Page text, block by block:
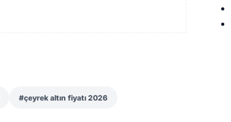
#çeyrek altın fiyatı 2026